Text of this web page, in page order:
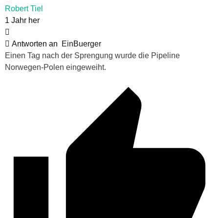
Robert Tiel
1 Jahr her
Antworten an
EinBuerger
Einen Tag nach der Sprengung wurde die Pipeline
Norwegen-Polen eingeweiht.